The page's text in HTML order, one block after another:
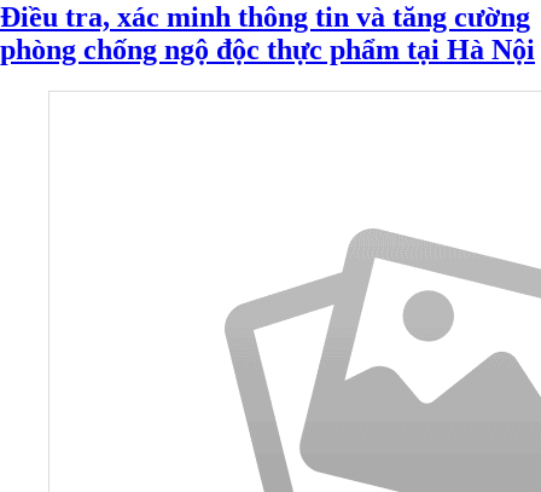
Điều tra, xác minh thông tin và tăng cường
phòng chống ngộ độc thực phẩm tại Hà Nội